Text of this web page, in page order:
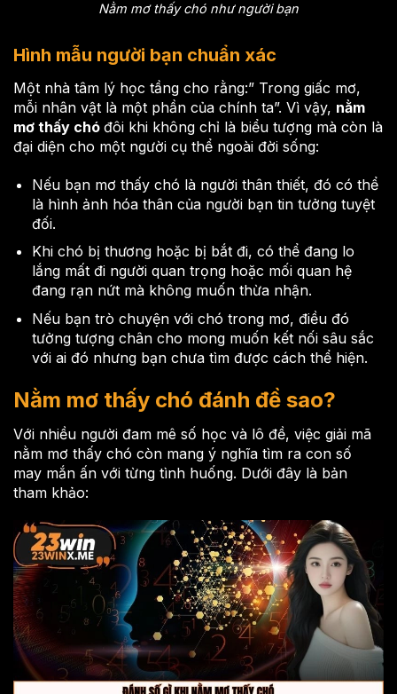
Nằm mơ thấy chó như người bạn
Hình mẫu người bạn chuẩn xác
Một nhà tâm lý học tầng cho rằng:” Trong giấc mơ,
mỗi nhân vật là một phần của chính ta”. Vì vậy, nằm
mơ thấy chó đôi khi không chỉ là biểu tượng mà còn là
đại diện cho một người cụ thể ngoài đời sống:
Nếu bạn mơ thấy chó là người thân thiết, đó có thể
là hình ảnh hóa thân của người bạn tin tưởng tuyệt
đối.
Khi chó bị thương hoặc bị bắt đi, có thể đang lo
lắng mất đi người quan trọng hoặc mối quan hệ
đang rạn nứt mà không muốn thừa nhận.
Nếu bạn trò chuyện với chó trong mơ, điều đó
tưởng tượng chân cho mong muốn kết nối sâu sắc
với ai đó nhưng bạn chưa tìm được cách thể hiện.
Nằm mơ thấy chó đánh đề sao?
Với nhiều người đam mê số học và lô đề, việc giải mã
nằm mơ thấy chó còn mang ý nghĩa tìm ra con số
may mắn ấn với từng tình huống. Dưới đây là bản
tham khảo: